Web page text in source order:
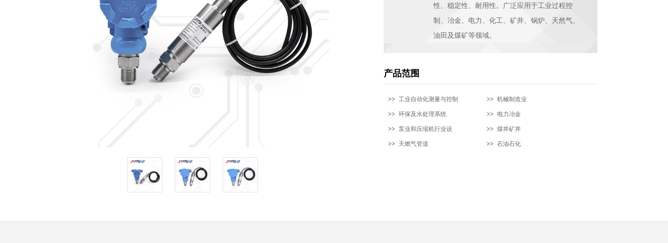
性、稳定性、耐用性。广泛应用于工业过程控
制、冶金、电力、化工、矿井、锅炉、天然气、
油田及煤矿等领域。
产品范围
工业自动化测量与控制 机械制造业
环保及水处理系统 电力冶金
泵业和压缩机行业设 煤井矿井
天燃气管道 石油石化